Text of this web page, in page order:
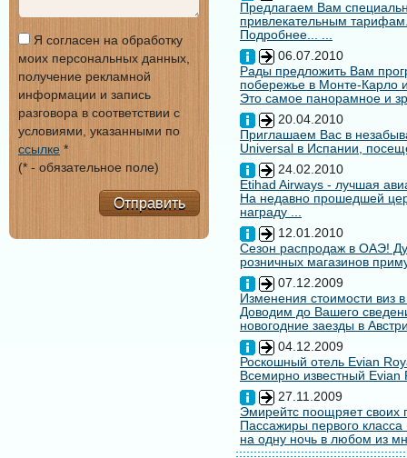
Предлагаем Вам
привлекательным
Подробнее... ...
06.07.2010
Рады предложить Вам
побережье в Монте-Карло
Это самое панорамное и
20.04.2010
Приглашаем Вас в
Universal в Испании,
24.02.2010
Etihad Airways - лучшая
На недавно прошедшей
награду ...
12.01.2010
Сезон распродаж в ОАЭ!
розничных магазинов
07.12.2009
Изменения стоимости виз
Доводим до Вашего
новогодние заезды в
04.12.2009
Роскошный отель Evian
Всемирно известный
27.11.2009
Эмирейтс поощряет своих
Пассажиры первого
на одну ночь в любом из
Я согласен на обработку
моих персональных данных,
получение рекламной
информации и запись
разговора в соответствии с
условиями, указанными по
ссылке *
(* - обязательное поле)
Отправить